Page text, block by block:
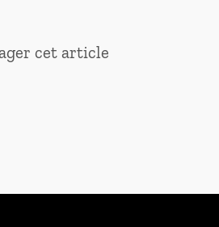
cet article